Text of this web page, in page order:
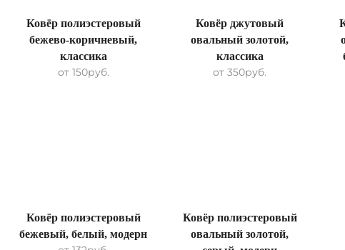
Ковёр полиэстеровый
бежево-коричневый,
классика
от 150руб.
Ковёр джутовый
овальный золотой,
классика
от350руб.
Ковёр полиэстеровый
бежевый, белый, модерн
Ковёр полиэстеровый
овальный золотой,